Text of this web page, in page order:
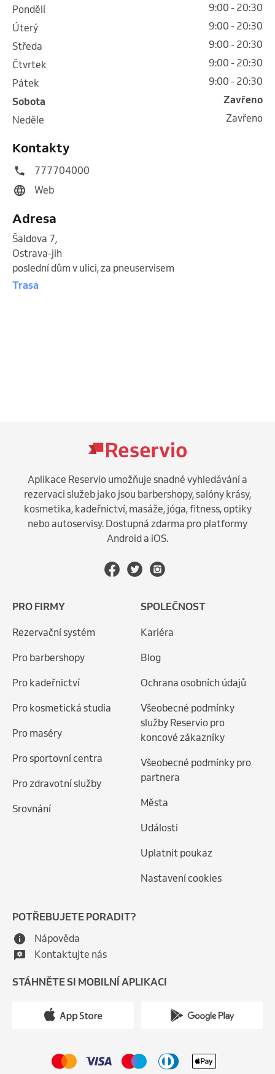
pondělí
9:00 - 20:30
úterý
9:00 - 20:30
středa
9:00 - 20:30
čtvrtek
9:00 - 20:30
pátek
9:00 - 20:30
sobota
Zavřeno
neděle
Zavřeno
Kontakty
777704000
Web
Adresa
Šaldova 7,
Ostrava-jih
poslední dům v ulici, za pneuservisem
Trasa
Aplikace Reservio umožňuje snadné vyhledávání a
rezervaci služeb jako jsou barbershopy, salóny krásy,
kosmetika, kadeřnictví, masáže, jóga, fitness, optiky
nebo autoservisy. Dostupná zdarma pro platformy
Android a iOS.
PRO FIRMY
Rezervační systém
Pro barbershopy
Pro kadeřnictví
Pro kosmetická studia
Pro maséry
Pro sportovní centra
Pro zdravotní služby
Srovnání
SPOLEČNOST
Kariéra
Blog
Ochrana osobních údajů
Všeobecné podmínky
služby Reservio pro
koncové zákazníky
Všeobecné podmínky pro
partnera
Města
Události
Uplatnit poukaz
Nastavení cookies
POTŘEBUJETE PORADIT?
Nápověda
Kontaktujte nás
STÁHNĚTE SI MOBILNÍ APLIKACI